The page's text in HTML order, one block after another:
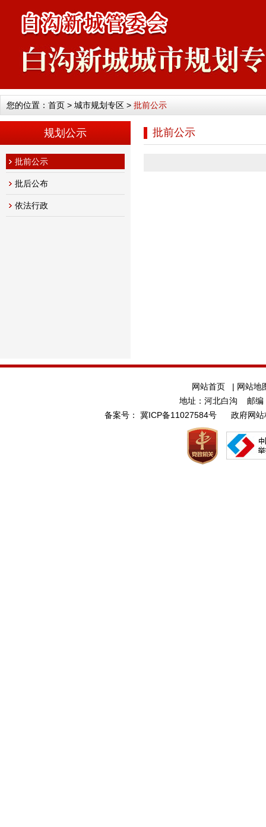
您的位置： 首页 > 城市规划专区 > 批前公示
规划公示
批前公示
批后公布
依法行政
批前公示
网站首页 | 网站地
地址：河北白沟 邮
备案号： 冀ICP备11027584号政府网站